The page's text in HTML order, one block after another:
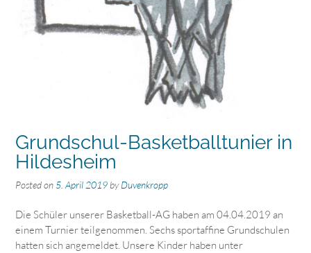
Grundschul-Basketballtunier in
Hildesheim
Posted on 5. April 2019 byDuvenkropp
Die Schüler unserer Basketball-AG haben am 04.04.2019 an
einem Turnier teilgenommen. Sechs sportaffine Grundschulen
hatten sich angemeldet. Unsere Kinder haben unter